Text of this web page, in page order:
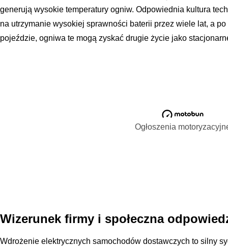
generują wysokie temperatury ogniw. Odpowiednia kultura
na utrzymanie wysokiej sprawności baterii przez wiele lat, a
pojeździe, ogniwa te mogą zyskać drugie życie jako
Ogłoszenia
Wizerunek firmy i społeczna
Wdrożenie elektrycznych samochodów dostawczych to silny